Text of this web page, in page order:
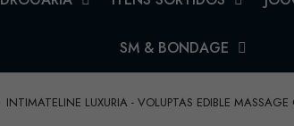
SM & BONDAGE
INTIMATELINE LUXURIA - VOLUPTAS EDIBLE